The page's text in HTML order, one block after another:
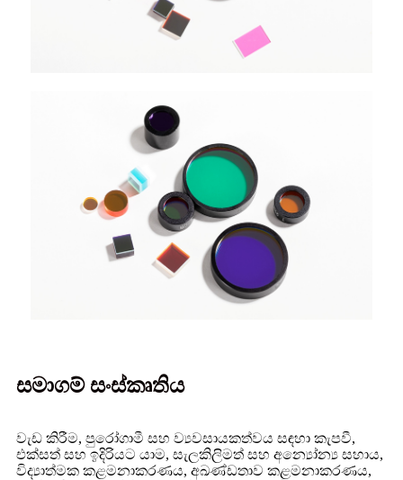
සමාගම් සංස්කෘතිය
වැඩ කිරීම, පුරෝගාමී සහ ව්‍යවසායකත්වය සඳහා කැපවී,
එක්සත් සහ ඉදිරියට යාම, සැලකිලිමත් සහ අන්‍යෝන්‍ය සහාය,
විද්‍යාත්මක කළමනාකරණය, අඛණ්ඩතාව කළමනාකරණය,